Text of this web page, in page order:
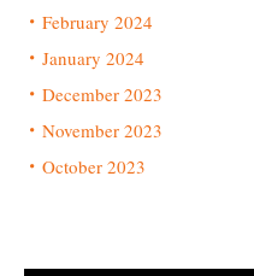
February 2024
January 2024
December 2023
November 2023
October 2023